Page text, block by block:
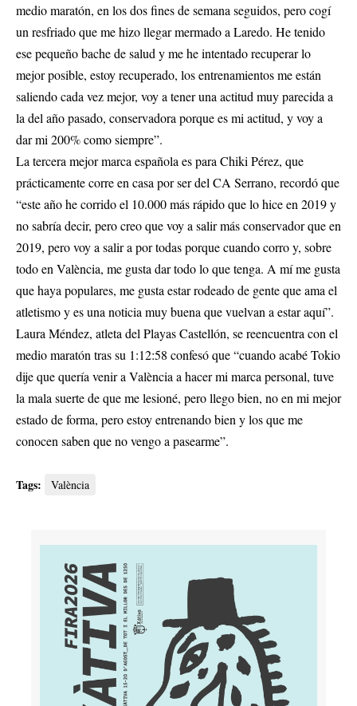
medio maratón, en los dos fines de semana seguidos, pero cogí
un resfriado que me hizo llegar mermado a Laredo. He tenido
ese pequeño bache de salud y me he intentado recuperar lo
mejor posible, estoy recuperado, los entrenamientos me están
saliendo cada vez mejor, voy a tener una actitud muy parecida a
la del año pasado, conservadora porque es mi actitud, y voy a
dar mi 200% como siempre”.
La tercera mejor marca española es para Chiki Pérez, que
prácticamente corre en casa por ser del CA Serrano, recordó que
“este año he corrido el 10.000 más rápido que lo hice en 2019 y
no sabría decir, pero creo que voy a salir más conservador que en
2019, pero voy a salir a por todas porque cuando corro y, sobre
todo en València, me gusta dar todo lo que tenga. A mí me gusta
que haya populares, me gusta estar rodeado de gente que ama el
atletismo y es una noticia muy buena que vuelvan a estar aquí”.
Laura Méndez, atleta del Playas Castellón, se reencuentra con el
medio maratón tras su 1:12:58 confesó que “cuando acabé Tokio
dije que quería venir a València a hacer mi marca personal, tuve
la mala suerte de que me lesioné, pero llego bien, no en mi mejor
estado de forma, pero estoy entrenando bien y los que me
conocen saben que no vengo a pasearme”.
Tags: València